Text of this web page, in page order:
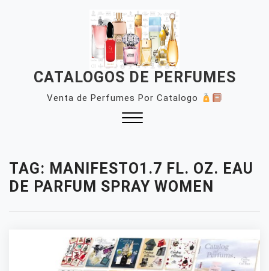
CATALOGOS DE PERFUMES
Venta de Perfumes Por Catalogo
TAG: MANIFESTO1.7 FL. OZ. EAU
DE PARFUM SPRAY WOMEN